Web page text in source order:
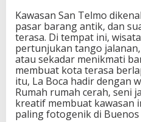
u
n
,
d
a
n
K
o
t
a
Kawasan San Telmo
pasar barang antik, dan
terasa. Di tempat ini,
pertunjukan tango
atau sekadar menikmati
membuat kota terasa
itu, La Boca hadir dengan
Rumah rumah cerah, seni
kreatif membuat kawasan
paling fotogenik di Buenos